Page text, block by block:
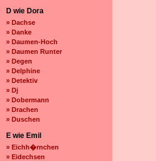
D wie Dora
» Dachse
» Danke
» Daumen-Hoch
» Daumen Runter
» Degen
» Delphine
» Detektiv
» Dj
» Dobermann
» Drachen
» Duschen
E wie Emil
» Eichh�rnchen
» Eidechsen